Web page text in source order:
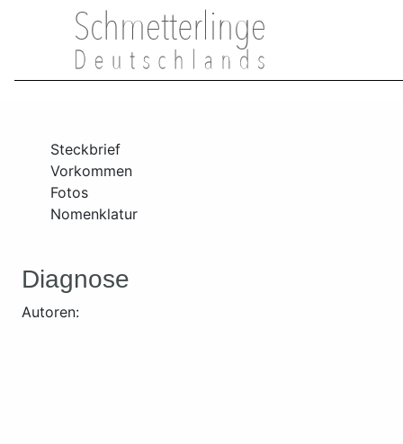
Steckbrief
Vorkommen
Fotos
Nomenklatur
Diagnose
Autoren: